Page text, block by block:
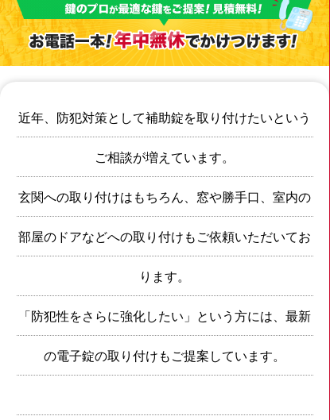
近年、防犯対策として補助錠を取り付けたいという
ご相談が増えています。
玄関への取り付けはもちろん、窓や勝手口、室内の
部屋のドアなどへの取り付けもご依頼いただいてお
ります。
「防犯性をさらに強化したい」という方には、最新
の電子錠の取り付けもご提案しています。